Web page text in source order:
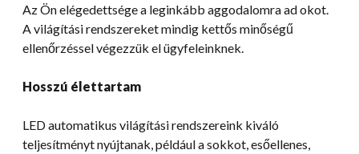
Az Ön elégedettsége a leginkább aggodalomra ad okot.
A világítási rendszereket mindig kettős minőségű
ellenőrzéssel végezzük el ügyfeleinknek.
Hosszú élettartam
LED automatikus világítási rendszereink kiváló
teljesítményt nyújtanak, például a sokkot, esőellenes,